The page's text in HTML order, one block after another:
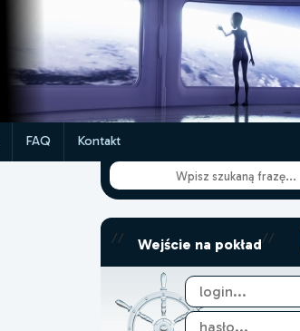
FAQ Kontakt
// Wejście na pokład//